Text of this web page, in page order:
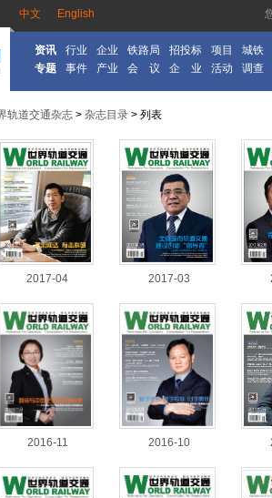
中文 English
资讯 行业 企业 铁路局 招投标 项目
城铁
专题
事件 产业 会 议 企 业 活动 调查
轨道交通杂志 > 杂志目录 > 列表
2017-04 2017-03
2016-11 2016-10